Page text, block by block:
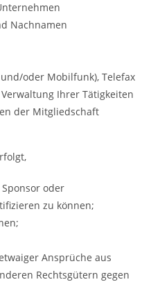
Nachnamen
oder Mobilfunk), Telefax
Ihrer Tätigkeiten
der Mitgliedschaft
oder
zu können;
Ansprüche aus
Rechtsgütern gegen